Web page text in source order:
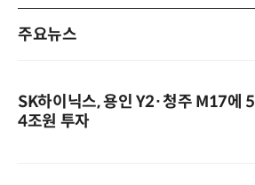
주요뉴스
SK하이닉스, 용인 Y2·청주 M17에 5
4조원 투자